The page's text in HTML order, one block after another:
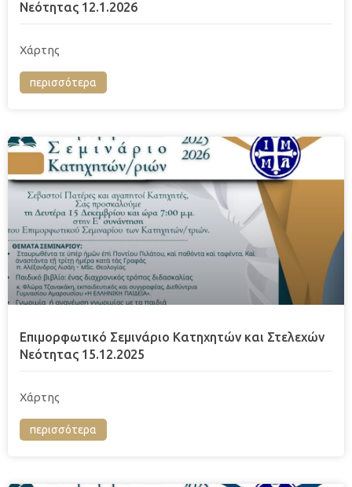
Νεότητας 12.1.2026
Χάρτης
περισσότερα
Επιμορφωτικό Σεμινάριο Κατηχητών και Στελεχών
Νεότητας 15.12.2025
Χάρτης
περισσότερα